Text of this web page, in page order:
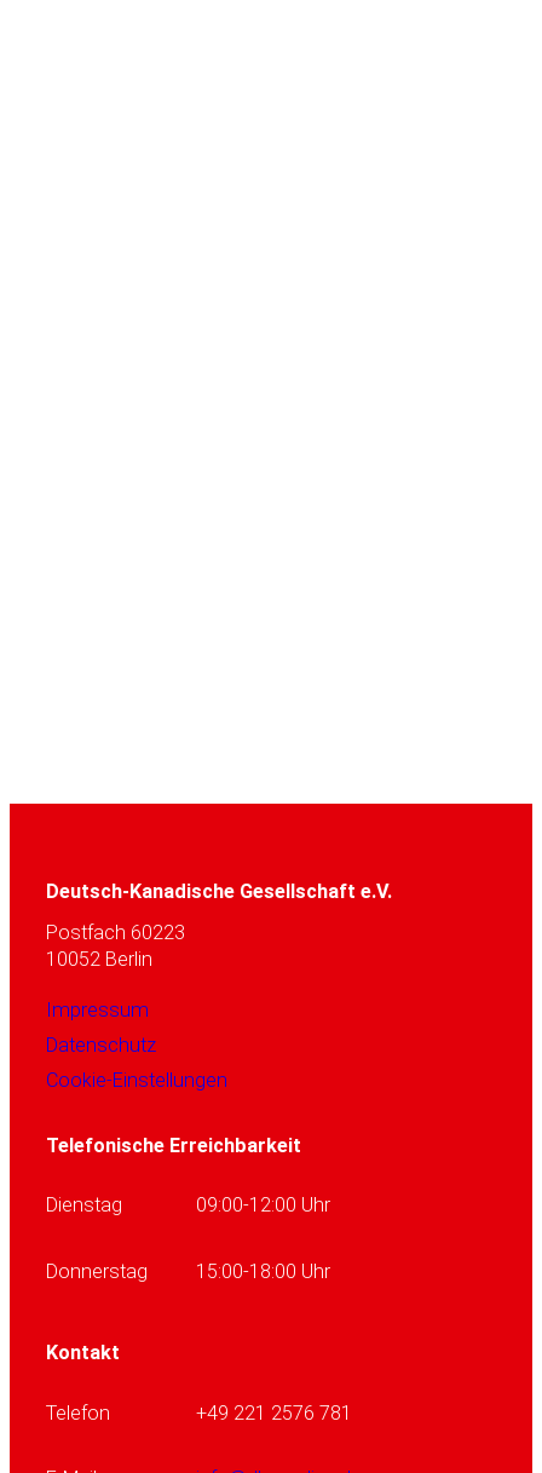
Deutsch-Kanadische Gesellschaft e.V.
Postfach 60223
10052 Berlin
Impressum
Datenschutz
Cookie-Einstellungen
Telefonische Erreichbarkeit
Dienstag 09:00-12:00 Uhr
Donnerstag 15:00-18:00 Uhr
Kontakt
Telefon +49 221 2576 781